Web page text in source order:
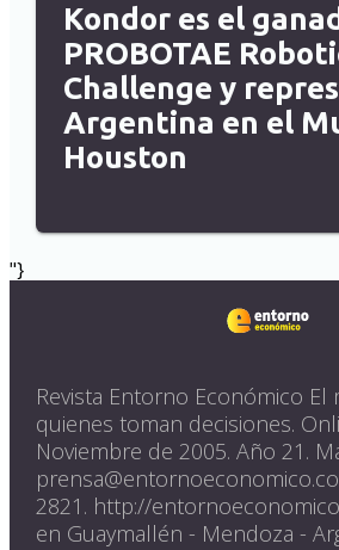
Kondor es el
PROBOTAE
Challenge y
Argentina en el
Houston
"}
Revista Entorno Económico
quienes toman decisiones.
Noviembre de 2005. Año 21.
2821. http://
en Guaymallén - Mendoza -